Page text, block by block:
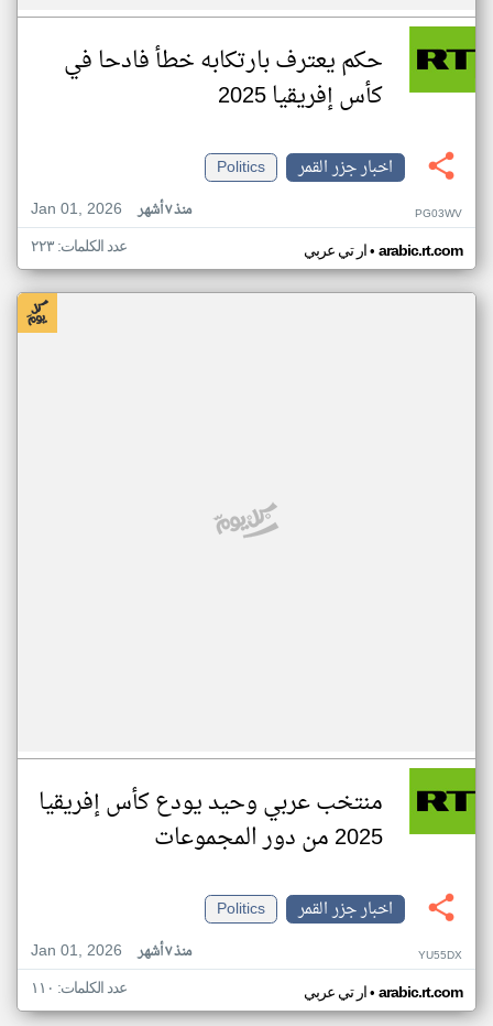
حكم يعترف بارتكابه خطأ فادحا في
كأس إفريقيا 2025
اخبار جزر القمر
Politics
Jan 01, 2026
منذ ٧ أشهر PG03WV
ار تي عربي• arabic.rt.com عدد الكلمات: ٢٢٣
منتخب عربي وحيد يودع كأس إفريقيا
2025 من دور المجموعات
اخبار جزر القمر
Politics
Jan 01, 2026
منذ ٧ أشهر YU55DX
ار تي عربي• arabic.rt.com عدد الكلمات: ١١٠